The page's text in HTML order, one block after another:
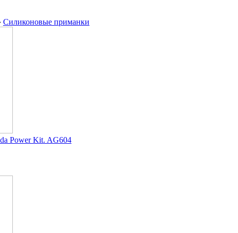
Силиконовые приманки
Power Kit. AG604